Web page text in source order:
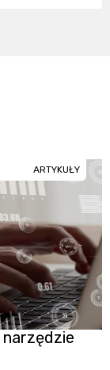
narzędzie
ARTYKUŁY